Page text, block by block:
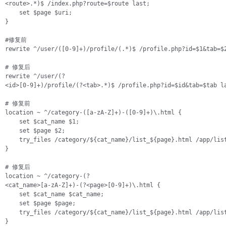
<route>.*)$ /index.php?route=$route last;
    set $page $uri;
}
#修复前
rewrite ^/user/([0-9]+)/profile/(.*)$ /
# 修复后
rewrite ^/user/(?
<id>[0-9]+)/profile/(?<tab>.*)$ /profile.php?id=$id&tab=$tab
# 修复前
location ~ ^/category-([a-zA-Z]+)-([0-9]+)\.html {
    set $cat_name $1;
    set $page $2;
try_files /category/${cat_name}/list_${page}.html /app/
}
# 修复后
location ~ ^/category-(?
<cat_name>[a-zA-Z]+)-(?<page>[0-9]+)\.html {
    set $cat_name $cat_name;
    set $page $page;
try_files /category/${cat_name}/list_${page}.html /app/
}